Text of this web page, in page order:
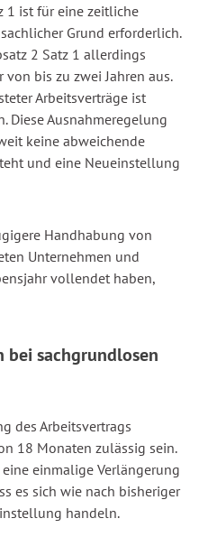
1 ist für eine zeitliche
Grund erforderlich.
2 Satz 1 allerdings
bis zu zwei Jahren aus.
Arbeitsverträge ist
Diese Ausnahmeregelung
keine abweichende
und eine Neueinstellung
Handhabung von
Unternehmen und
vollendet haben,
bei sachgrundlosen
des Arbeitsvertrags
18 Monaten zulässig sein.
einmalige Verlängerung
es sich wie nach bisheriger
handeln.